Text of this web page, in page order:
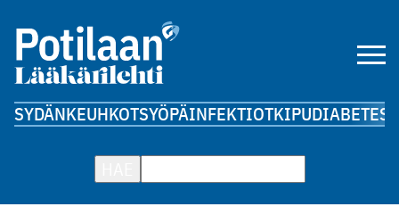
SYDÄNKEUHKOTSYÖPÄINFEKTIOTKIPUDIABETES